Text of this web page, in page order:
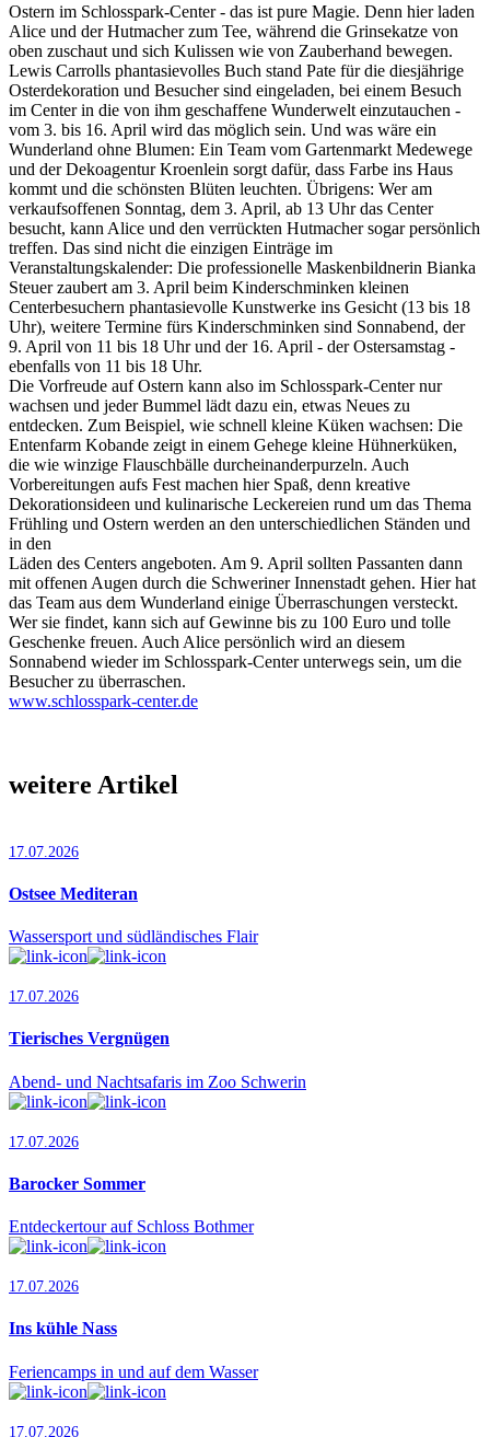
Ostern im Schlosspark-Center - das ist pure Magie. Denn hier laden
Alice und der Hutmacher zum Tee, während die Grinsekatze von
oben zuschaut und sich Kulissen wie von Zauberhand bewegen.
Lewis Carrolls phantasievolles Buch stand Pate für die diesjährige
Osterdekoration und Besucher sind eingeladen, bei einem Besuch
im Center in die von ihm geschaffene Wunderwelt einzutauchen -
vom 3. bis 16. April wird das möglich sein. Und was wäre ein
Wunderland ohne Blumen: Ein Team vom Gartenmarkt Medewege
und der Dekoagentur Kroenlein sorgt dafür, dass Farbe ins Haus
kommt und die schönsten Blüten leuchten. Übrigens: Wer am
verkaufsoffenen Sonntag, dem 3. April, ab 13 Uhr das Center
besucht, kann Alice und den verrückten Hutmacher sogar persönlich
treffen. Das sind nicht die einzigen Einträge im
Veranstaltungskalender: Die professionelle Maskenbildnerin Bianka
Steuer zaubert am 3. April beim Kinderschminken kleinen
Centerbesuchern phantasievolle Kunstwerke ins Gesicht (13 bis 18
Uhr), weitere Termine fürs Kinderschminken sind Sonnabend, der
9. April von 11 bis 18 Uhr und der 16. April - der Ostersamstag -
ebenfalls von 11 bis 18 Uhr.
Die Vorfreude auf Ostern kann also im Schlosspark-Center nur
wachsen und jeder Bummel lädt dazu ein, etwas Neues zu
entdecken. Zum Beispiel, wie schnell kleine Küken wachsen: Die
Entenfarm Kobande zeigt in einem Gehege kleine Hühnerküken,
die wie winzige Flauschbälle durcheinanderpurzeln. Auch
Vorbereitungen aufs Fest machen hier Spaß, denn kreative
Dekorationsideen und kulinarische Leckereien rund um das Thema
Frühling und Ostern werden an den unterschiedlichen Ständen und
in den
Läden des Centers angeboten. Am 9. April sollten Passanten dann
mit offenen Augen durch die Schweriner Innenstadt gehen. Hier hat
das Team aus dem Wunderland einige Überraschungen versteckt.
Wer sie findet, kann sich auf Gewinne bis zu 100 Euro und tolle
Geschenke freuen. Auch Alice persönlich wird an diesem
Sonnabend wieder im Schlosspark-Center unterwegs sein, um die
Besucher zu überraschen.
www.schlosspark-center.de
weitere Artikel
17.07.2026
Ostsee Mediteran
Wassersport und südländisches Flair
17.07.2026
Tierisches Vergnügen
Abend- und Nachtsafaris im Zoo Schwerin
17.07.2026
Barocker Sommer
Entdeckertour auf Schloss Bothmer
17.07.2026
Ins kühle Nass
Feriencamps in und auf dem Wasser
17.07.2026